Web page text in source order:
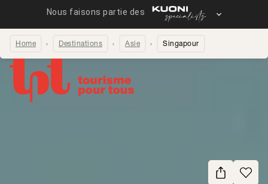
Home Destinations Asie Singapour